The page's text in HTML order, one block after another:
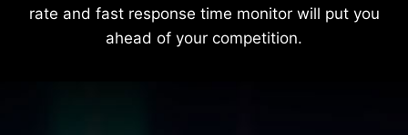
rate and fast response time monitor will put you
ahead of your competition.